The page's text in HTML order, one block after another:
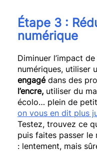
Étape 3 :
numérique
Diminuer l’impact
numériques, utiliser
engagédans des
l’encre, utiliser du
écolo… plein de
on vous en dit plus
Testez, trouvez ce
puis faites passer le
: lentement, mais